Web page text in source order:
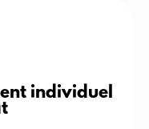
individuel